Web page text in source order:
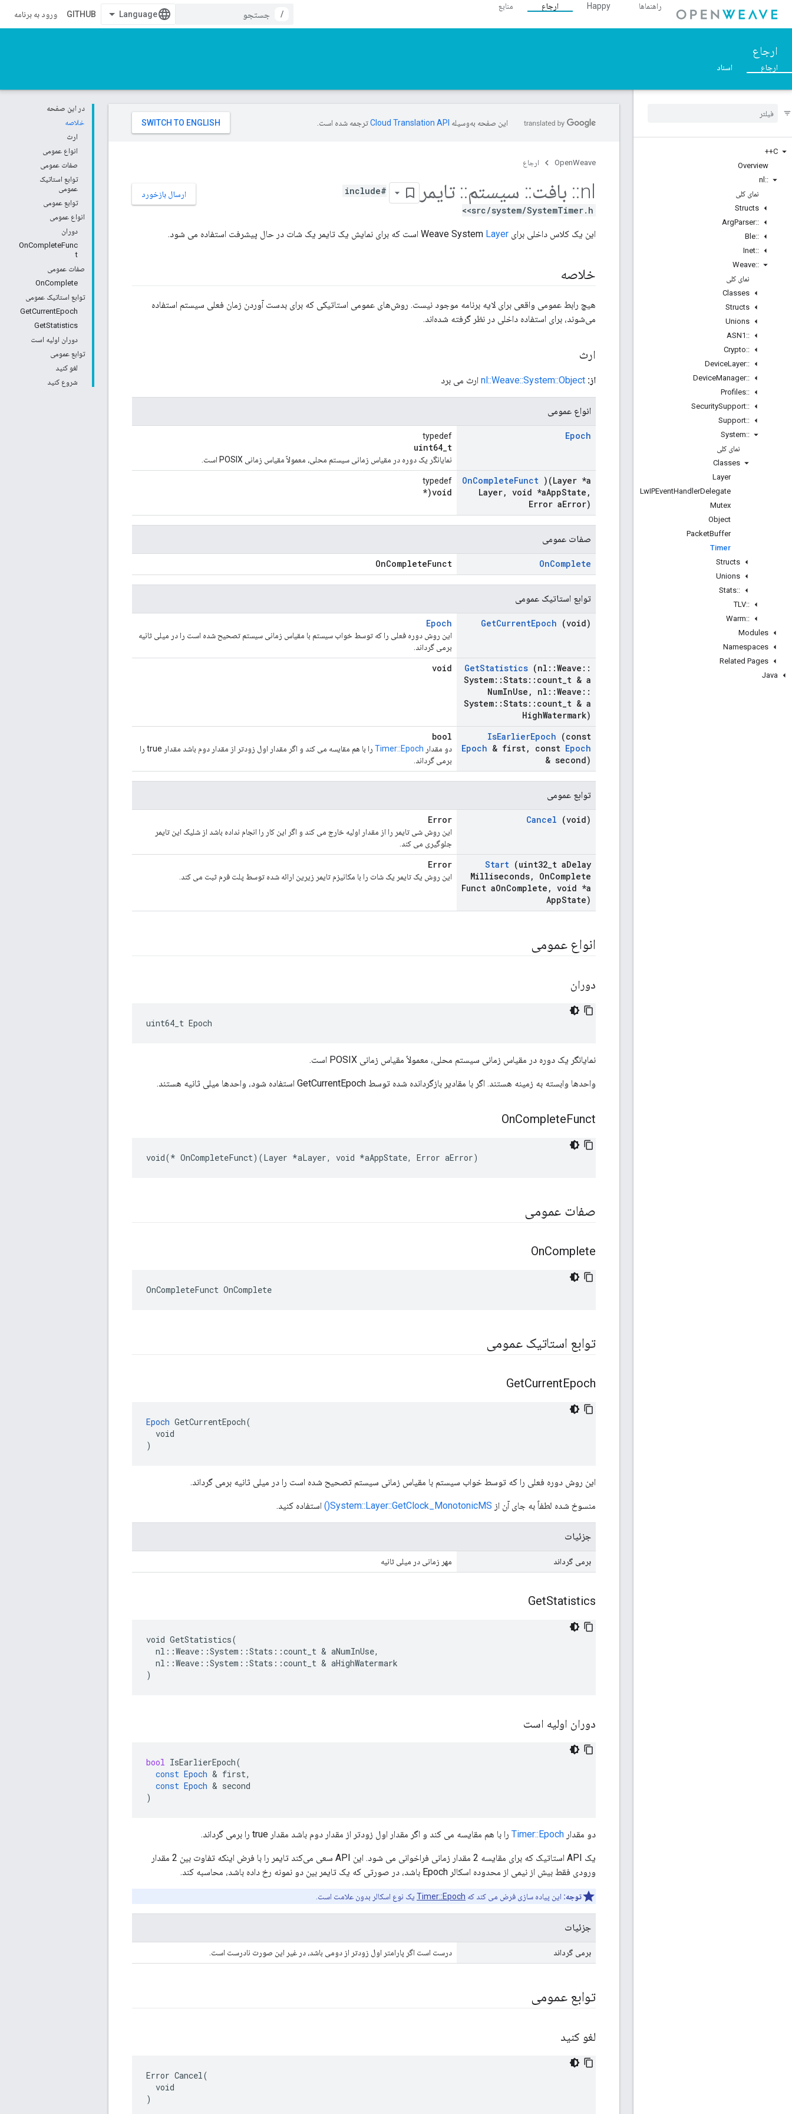
راهنماها Happy ارجاع
منابع
/
GITHUB ورود به برنامه
ارجاع
ارجاع اسناد
C++
Overview
::
nl
نمای کلی
Structs
::
ArgParser
::
Ble
::
Inet
::
Weave
نمای کلی
Classes
Structs
Unions
::
ASN1
::
Crypto
::
DeviceLayer
::
DeviceManager
::
Profiles
::
SecuritySupport
::
Support
::
System
نمای کلی
Classes
Layer
LwIPEventHandlerDelegate
Mutex
Object
PacketBuffer
Timer
Structs
Unions
::
Stats
::
TLV
::
Warm
Modules
Namespaces
Related Pages
Java
در این صفحه
خلاصه
ارث
انواع عمومی
صفات عمومی
توابع استاتیک
عمومی
توابع عمومی
انواع عمومی
دوران
OnCompleteFunc
t
صفات عمومی
OnComplete
توابع استاتیک عمومی
GetCurrentEpoch
GetStatistics
دوران اولیه است
توابع عمومی
لغو کنید
شروع کنید
این صفحه به‌وسیله ترجمه شده است.
OpenWeave ارجاع
ارسال بازخورد nl
:: بافت:: سیستم:: تایمر
#include
<src/system/SystemTimer.h>
این یک کلاس داخلی برای Weave System Layer است که برای نمایش یک تایمر یک شات در حال پیشرفت استفاده می شود.
خلاصه
هیچ رابط عمومی واقعی برای لایه برنامه موجود نیست. روش‌های عمومی استاتیکی که برای بدست آوردن زمان فعلی سیستم استفاده
می‌شوند، برای استفاده داخلی در نظر گرفته شده‌اند.
ارث
از: nl::Weave::System::Object ارث می برد
انواع عمومی
Epoch
typedef
uint64_t
نمایانگر یک دوره در مقیاس زمانی سیستم محلی، معمولاً مقیاس زمانی POSIX است.
OnCompleteFunct )(Layer *a
Layer, void *aAppState ,
Error aError)
typedef
void(*
صفات عمومی
OnComplete
OnCompleteFunct
توابع استاتیک عمومی
GetCurrentEpoch (void)
Epoch
این روش دوره فعلی را که توسط خواب سیستم با مقیاس زمانی سیستم تصحیح شده است را در میلی ثانیه
برمی گرداند.
GetStatistics (nl ::Weave ::
System::Stats:: count t & a
NumInUse , nl ::Weave ::
System::Stats:: count t & a
HighWatermark)
void
IsEarlierEpoch (const
Epoch & first, const Epoch
& second)
bool
دو مقدار Timer::Epoch
را با هم مقایسه می کند و اگر مقدار اول زودتر از مقدار دوم باشد مقدار true را
برمی گرداند.
توابع عمومی
Cancel (void)
Error
این روش شی تایمر را از مقدار اولیه خارج می کند و اگر این کار را انجام نداده باشد از شلیک این تایمر
جلوگیری می کند.
Start (uint32 t aDelay
Milliseconds, OnComplete
Funct aOnComplete , void *a
AppState)
Error
این روش یک تایمر یک شات را با مکانیزم تایمر زیرین ارائه شده توسط پلت فرم ثبت می کند.
انواع عمومی
دوران
uint64_t Epoch
نمایانگر یک دوره در مقیاس زمانی سیستم محلی، معمولاً مقیاس زمانی POSIX است.
واحدها وابسته به زمینه هستند. اگر با مقادیر بازگردانده شده توسط GetCurrentEpoch استفاده شود، واحدها میلی ثانیه هستند.
OnCompleteFunct
void(* OnCompleteFunct)(Layer *aLayer, void *aAppState, Error aError)
صفات عمومی
OnComplete
OnCompleteFunct OnComplete
توابع استاتیک عمومی
GetCurrentEpoch
Epoch GetCurrentEpoch(
  void
)
این روش دوره فعلی را که توسط خواب سیستم با مقیاس زمانی سیستم تصحیح شده است را در میلی ثانیه برمی گرداند.
منسوخ شده لطفاً به جای آن از System::Layer::GetClock_MonotonicMS() استفاده کنید.
جزئیات
برمی گرداند مهر زمانی در میلی ثانیه
GetStatistics
void GetStatistics(
  nl::Weave::System::Stats::count_t & aNumInUse,
  nl::Weave::System::Stats::count_t & aHighWatermark
)
دوران اولیه است
bool IsEarlierEpoch(
const Epoch & first,
const Epoch & second
)
دو مقدار Timer::Epoch را با هم مقایسه می کند و اگر مقدار اول زودتر از مقدار دوم باشد مقدار true را برمی گرداند.
یک API استاتیک که برای مقایسه 2 مقدار زمانی فراخوانی می شود. این API سعی می‌کند تایمر را با فرض اینکه تفاوت بین 2 مقدار
ورودی فقط بیش از نیمی از محدوده اسکالر Epoch باشد، در صورتی که یک تایمر بین دو نمونه رخ داده باشد، محاسبه کند.
توجه: این پیاده سازی فرض می کند که Timer::Epoch یک نوع اسکالر بدون علامت است.
جزئیات
برمی گرداند درست است اگر پارامتر اول زودتر از دومی باشد، در غیر این صورت نادرست است.
توابع عمومی
لغو کنید
Error Cancel(
  void
)